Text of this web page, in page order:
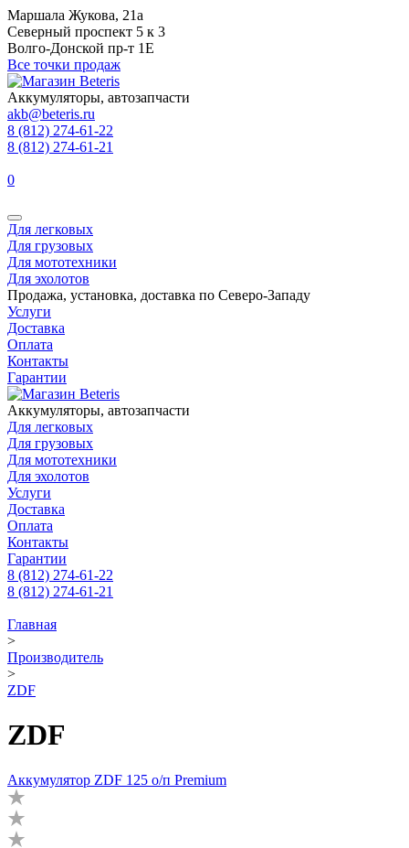
Маршала Жукова, 21а
Северный проспект 5 к 3
Волго-Донской пр-т 1Е
Все точки продаж
Аккумуляторы, автозапчасти
akb@beteris.ru
8 (812) 274-61-22
8 (812) 274-61-21
0
Для легковых
Для грузовых
Для мототехники
Для эхолотов
Продажа, установка, доставка по Северо-Западу
Услуги
Доставка
Оплата
Контакты
Гарантии
Аккумуляторы, автозапчасти
Для легковых
Для грузовых
Для мототехники
Для эхолотов
Услуги
Доставка
Оплата
Контакты
Гарантии
8 (812) 274-61-22
8 (812) 274-61-21
Главная
>
Производитель
>
ZDF
ZDF
Аккумулятор ZDF 125 о/п Premium